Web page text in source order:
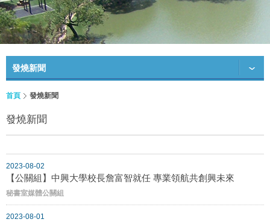
發燒新聞
首頁 發燒新聞
發燒新聞
2023-08-02
【公關組】中興大學校長詹富智就任 專業領航共創興未來
秘書室媒體公關組
2023-08-01